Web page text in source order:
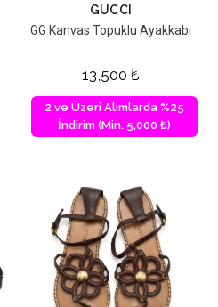
GUCCI
GG Kanvas Topuklu Ayakkabı
13,500 ₺
2 ve Üzeri Alımlarda %25
İndirim (Min. 5,000 ₺)